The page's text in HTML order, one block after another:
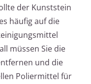
der Kunststein
häufig auf die
müssen Sie die
und die
Poliermittel für